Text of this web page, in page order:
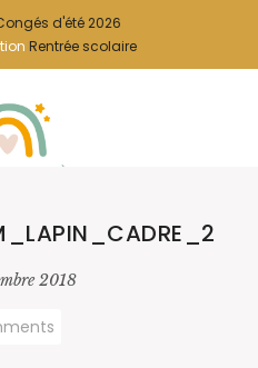
d'été 2026
Rentrée scolaire
2018